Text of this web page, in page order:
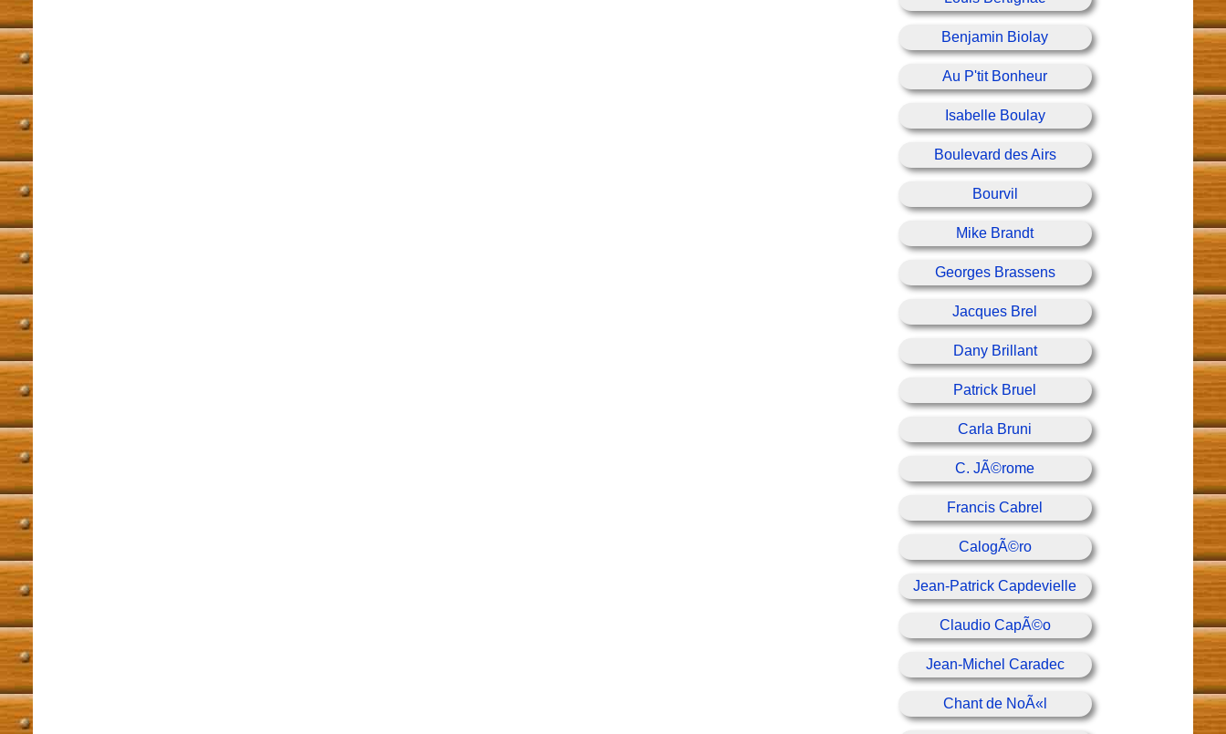
Benjamin Biolay
Au P'tit Bonheur
Isabelle Boulay
Boulevard des Airs
Bourvil
Mike Brandt
Georges Brassens
Jacques Brel
Dany Brillant
Patrick Bruel
Carla Bruni
C. JÃ©rome
Francis Cabrel
CalogÃ©ro
Jean-Patrick Capdevielle
Claudio CapÃ©o
Jean-Michel Caradec
Chant de NoÃ«l